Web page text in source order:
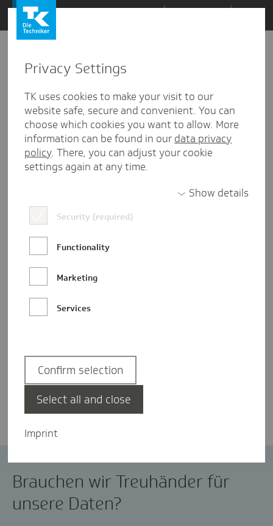
Zum
Inhalt
springen
den
Kommentaren
Harald Netz
Brauchen wir Treuhänder für
unsere Daten?
Privacy Settings
TK uses cookies to make your visit to our
website safe, secure and convenient. You can
choose which cookies you want to allow. More
information can be found in our data privacy
policy. There, you can adjust your cookie
settings again at any time.
Show details
Security (required)
Functionality
Marketing
Services
Imprint
Confirm selection
Select all and close